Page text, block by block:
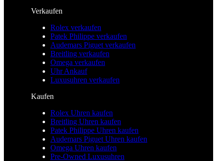
Verkaufen
Rolex verkaufen
Patek Philippe verkaufen
Audemars Piguet verkaufen
Breitling verkaufen
Omega verkaufen
Uhr Ankauf
Luxusuhren verkaufen
Kaufen
Rolex Uhren kaufen
Breitling Uhren kaufen
Patek Philippe Uhren kaufen
Audemars Piguet Uhren kaufen
Omega Uhren kaufen
Pre-Owned Luxusuhren